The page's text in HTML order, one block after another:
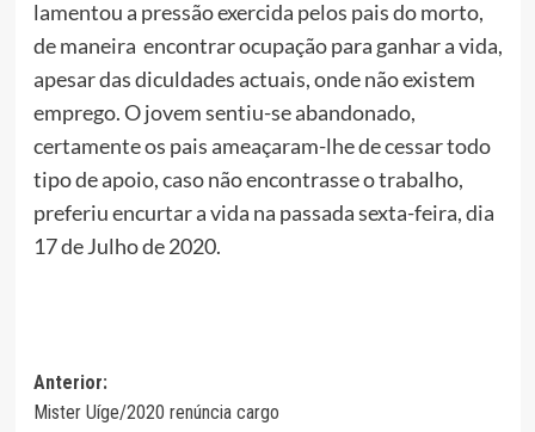
lamentou a pressão exercida pelos pais do morto,
de maneira encontrar ocupação para ganhar a vida,
apesar das diculdades actuais, onde não existem
emprego. O jovem sentiu-se abandonado,
certamente os pais ameaçaram-lhe de cessar todo
tipo de apoio, caso não encontrasse o trabalho,
preferiu encurtar a vida na passada sexta-feira, dia
17 de Julho de 2020.
Navegação
Anterior:
Mister Uíge/2020 renúncia cargo